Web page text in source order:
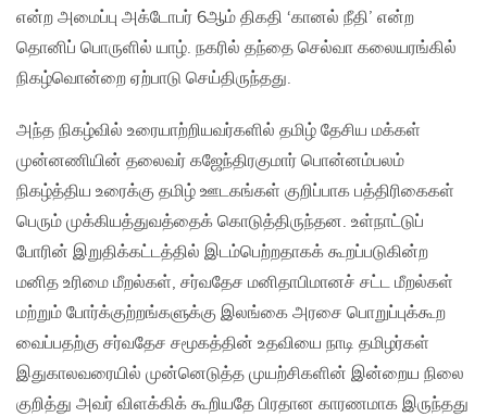
என்ற அமைப்பு அக்டோபர் 6ஆம் திகதி ‘கானல் நீதி’ என்ற
தொனிப் பொருளில் யாழ். நகரில் தந்தை செல்வா கலையரங்கில்
நிகழ்வொன்றை ஏற்பாடு செய்திருந்தது.
அந்த நிகழ்வில் உரையாற்றியவர்களில் தமிழ் தேசிய மக்கள்
முன்னணியின் தலைவர் கஜேந்திரகுமார் பொன்னம்பலம்
நிகழ்த்திய உரைக்கு தமிழ் ஊடகங்கள் குறிப்பாக பத்திரிகைகள்
பெரும் முக்கியத்துவத்தைக் கொடுத்திருந்தன. உள்நாட்டுப்
போரின் இறுதிக்கட்டத்தில் இடம்பெற்றதாகக் கூறப்படுகின்ற
மனித உரிமை மீறல்கள், சர்வதேச மனிதாபிமானச் சட்ட மீறல்கள்
மற்றும் போர்க்குற்றங்களுக்கு இலங்கை அரசை பொறுப்புக்கூற
வைப்பதற்கு சர்வதேச சமூகத்தின் உதவியை நாடி தமிழர்கள்
இதுகாலவரையில் முன்னெடுத்த முயற்சிகளின் இன்றைய நிலை
குறித்து அவர் விளக்கிக் கூறியதே பிரதான காரணமாக இருந்தது